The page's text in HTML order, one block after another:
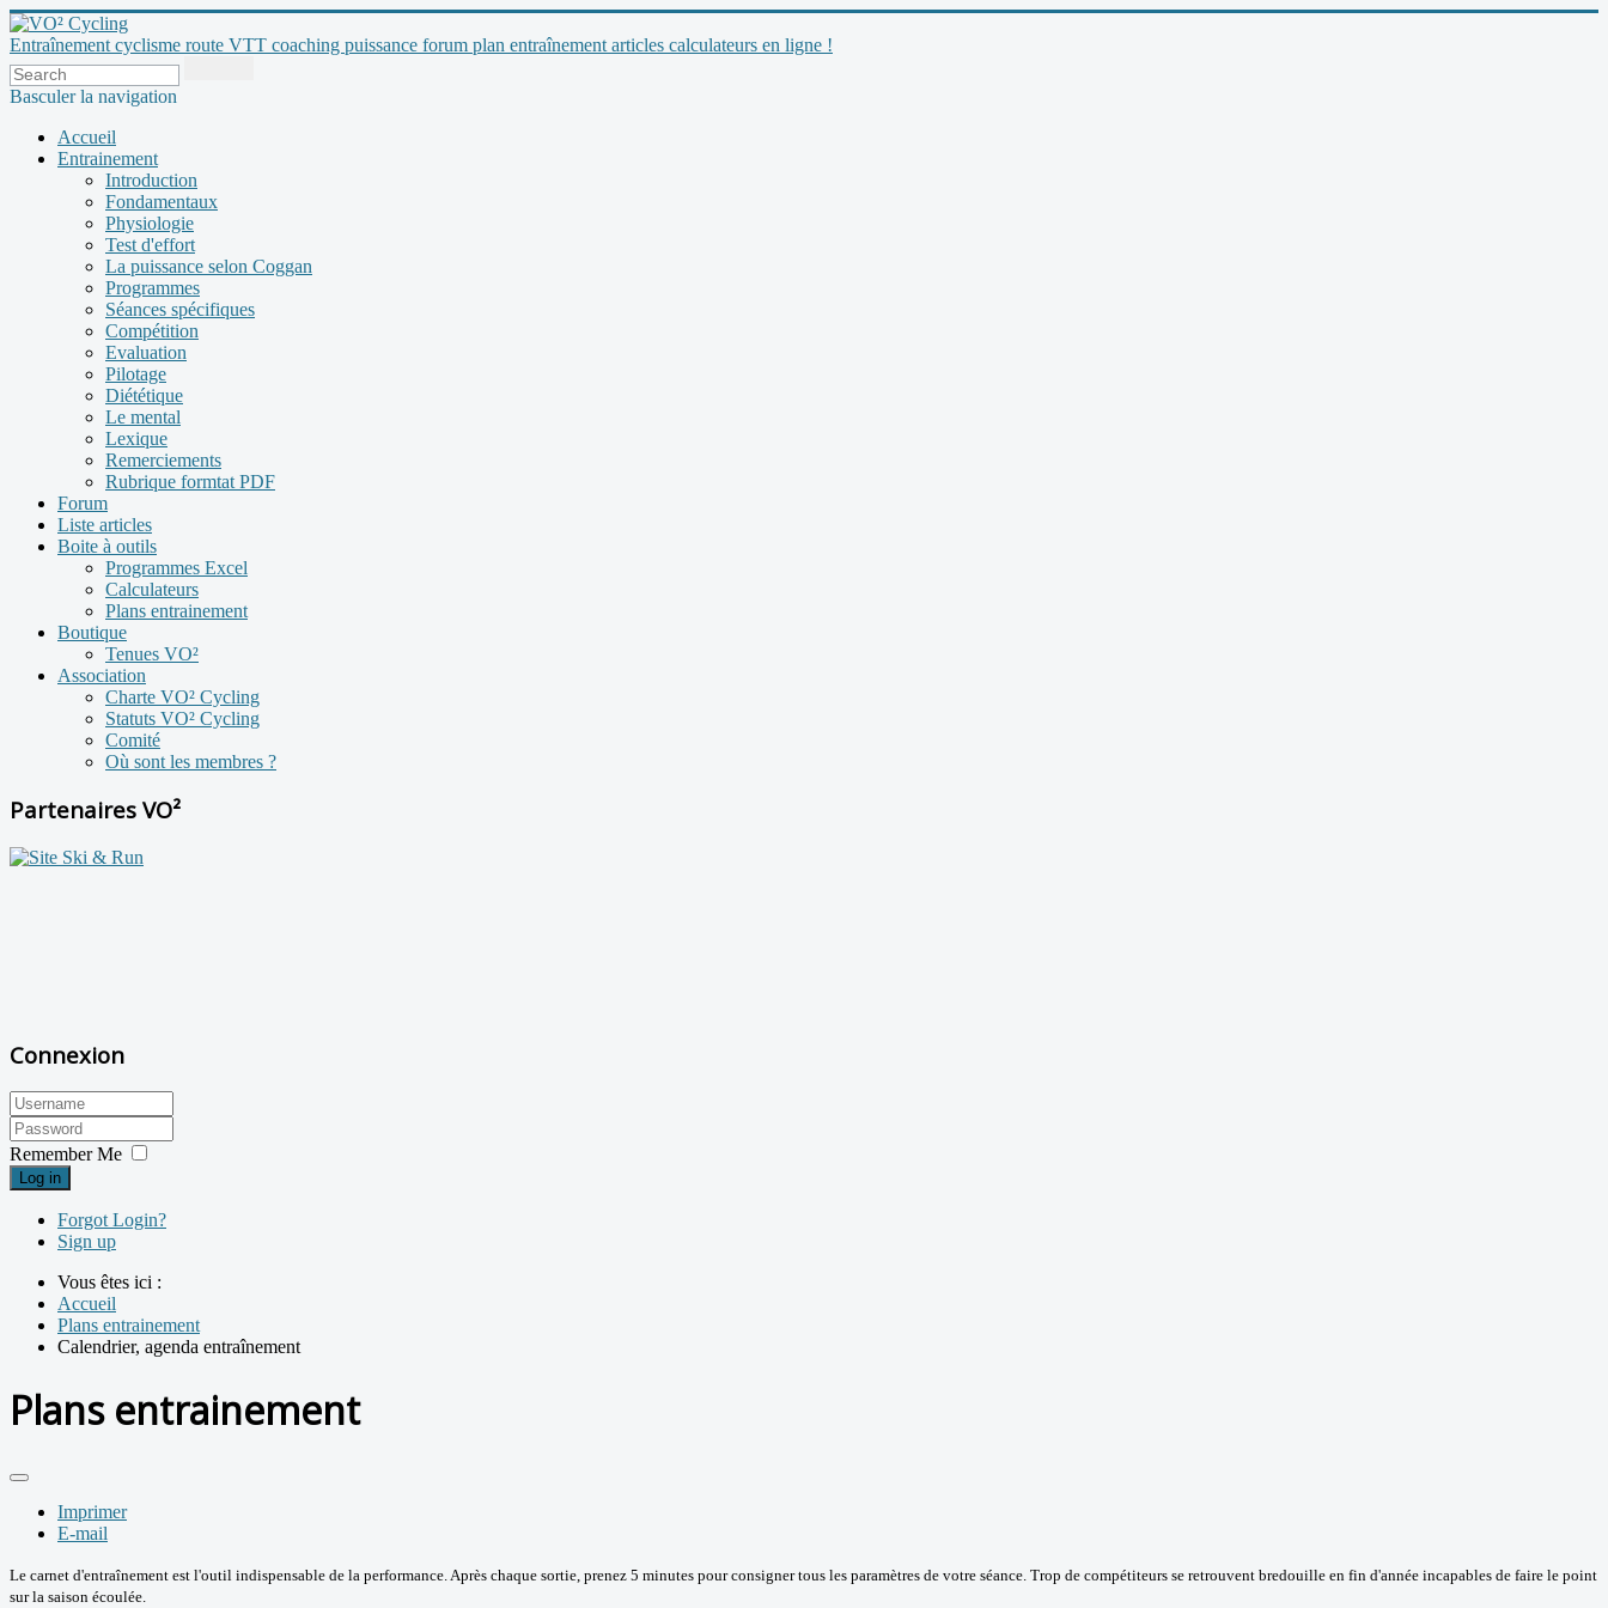
Entraînement cyclisme route VTT coaching puissance forum plan entraînement articles calculateurs en ligne !
Basculer la navigation
Accueil
Entrainement
Introduction
Fondamentaux
Physiologie
Test d'effort
La puissance selon Coggan
Programmes
Séances spécifiques
Compétition
Evaluation
Pilotage
Diététique
Le mental
Lexique
Remerciements
Rubrique formtat PDF
Forum
Liste articles
Boite à outils
Programmes Excel
Calculateurs
Plans entrainement
Boutique
Tenues VO²
Association
Charte VO² Cycling
Statuts VO² Cycling
Comité
Où sont les membres ?
Partenaires VO²
Connexion
Remember Me
Log in
Forgot Login?
Sign up
Vous êtes ici :
Accueil
Plans entrainement
Calendrier, agenda entraînement
Plans entrainement
Imprimer
E-mail
Le carnet d'entraînement est l'outil indispensable de la performance. Après chaque sortie, prenez 5 minutes pour consigner tous les paramètres de votre séance. Trop de compétiteurs se retrouvent bredouille en fin d'année incapables de faire le point
sur la saison écoulée.